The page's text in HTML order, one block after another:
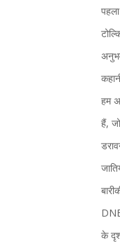
हम
हैं,
के